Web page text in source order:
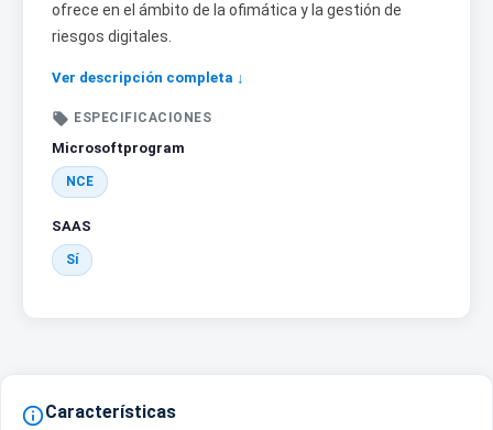
ofrece en el ámbito de la ofimática y la gestión de
riesgos digitales.
Ver descripción completa ↓
 ESPECIFICACIONES
Microsoftprogram
NCE
SAAS
Sí
Características